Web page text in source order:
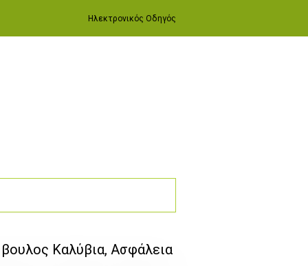
Ηλεκτρονικός Οδηγός
Καλύβια, Ασφάλεια